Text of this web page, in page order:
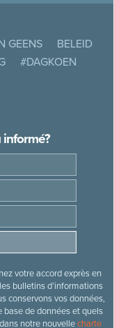
GEENS
BELEID
#DAGKOEN
votre accord exprès en
bulletins d’informations
conservons vos données,
base de données et quels
notre nouvellecharte